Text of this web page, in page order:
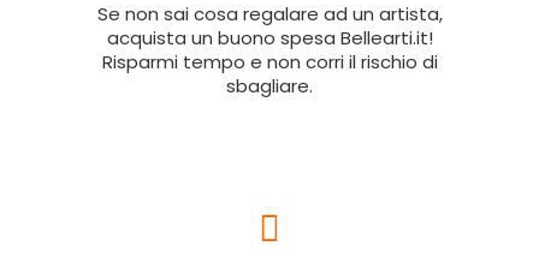
Se non sai cosa regalare ad un artista,
acquista un buono spesa Bellearti.it!
Risparmi tempo e non corri il rischio di
sbagliare.